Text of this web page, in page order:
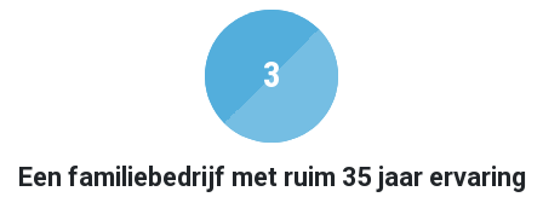
Een familiebedrijf met ruim 35 jaar ervaring